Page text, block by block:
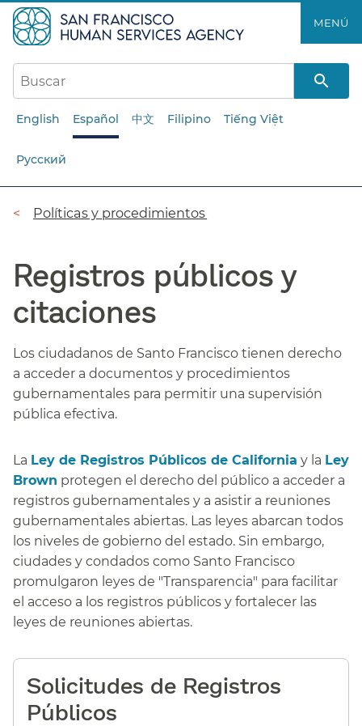
al
contenido
principal​​
MENÚ​​
English Español 中文 Filipino Tiếng Việt
Русский
Ruta
navegación​​
Políticas y procedimientos​​
Registros públicos y
citaciones​​
Los ciudadanos de Santo Francisco tienen derecho
a acceder a documentos y procedimientos
gubernamentales para permitir una supervisión
pública efectiva.​​
La Ley de Registros Públicos de California y la Ley
Brown protegen el derecho del público a acceder a
registros gubernamentales y a asistir a reuniones
gubernamentales abiertas. Las leyes abarcan todos
los niveles de gobierno del estado. Sin embargo,
ciudades y condados como Santo Francisco
promulgaron leyes de "Transparencia" para facilitar
el acceso a los registros públicos y fortalecer las
leyes de reuniones abiertas.​​
Solicitudes de Registros
Públicos​​